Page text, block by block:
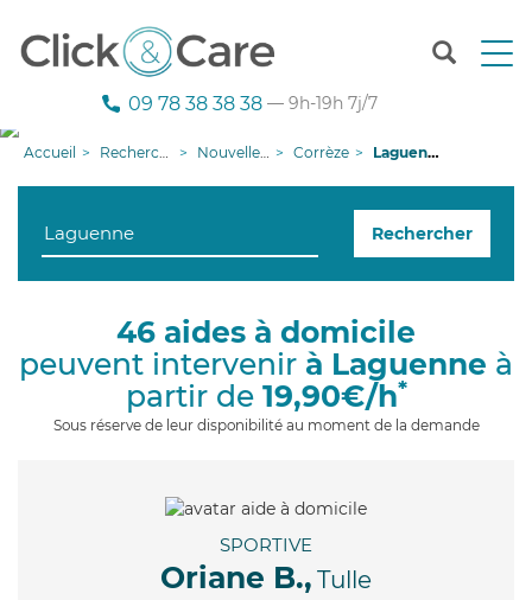
T
n
g
i
09 78 38 38 38 — 9h-19h 7j/7
Accueil Recherche aide à domicile Nouvelle-Aquitaine Corrèze Laguenne
Rechercher
46 aides à domicile
peuvent intervenir à Laguenne à
partir de 19,90€/h*
Sous réserve de leur disponibilité au moment de la demande
SPORTIVE
Oriane B., Tulle